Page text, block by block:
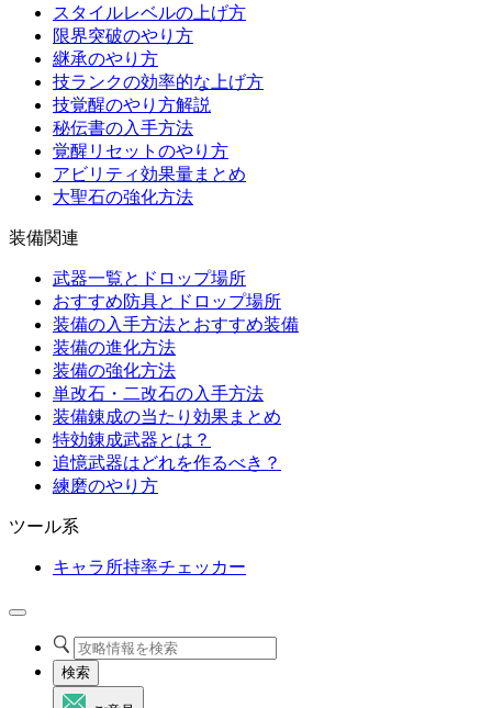
スタイルレベルの上げ方
限界突破のやり方
継承のやり方
技ランクの効率的な上げ方
技覚醒のやり方解説
秘伝書の入手方法
覚醒リセットのやり方
アビリティ効果量まとめ
大聖石の強化方法
装備関連
武器一覧とドロップ場所
おすすめ防具とドロップ場所
装備の入手方法とおすすめ装備
装備の進化方法
装備の強化方法
単改石・二改石の入手方法
装備錬成の当たり効果まとめ
特効錬成武器とは？
追憶武器はどれを作るべき？
練磨のやり方
ツール系
キャラ所持率チェッカー
検索